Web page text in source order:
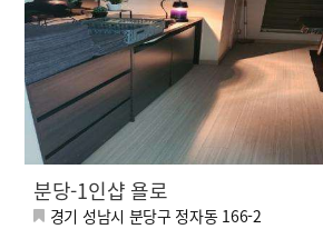
분당-1인샵 욜로
경기 성남시 분당구 정자동 166-2